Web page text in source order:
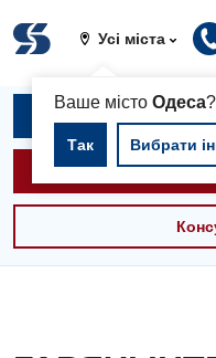
Усі міста
Ваше містоОдеса?
Так Вибрати